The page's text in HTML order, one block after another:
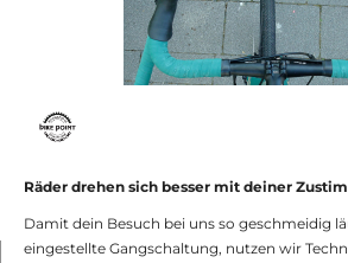
Räder drehen sich besser mit deiner
Damit dein Besuch bei uns so geschmeidig
eingestellte Gangschaltung, nutzen wir
[ZEIGE EINE